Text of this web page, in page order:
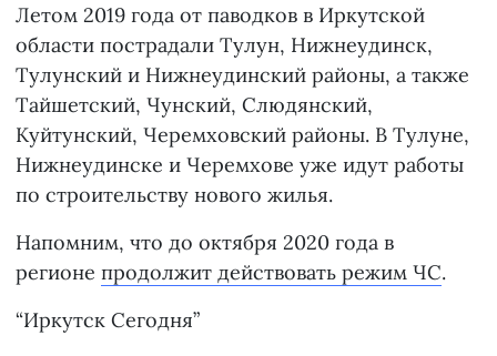
Летом 2019 года от паводков в Иркутской
области пострадали Тулун, Нижнеудинск,
Тулунский и Нижнеудинский районы, а также
Тайшетский, Чунский, Слюдянский,
Куйтунский, Черемховский районы. В Тулуне,
Нижнеудинске и Черемхове уже идут работы
по строительству нового жилья.
Напомним, что до октября 2020 года в
регионе продолжит действовать режим ЧС.
“Иркутск Сегодня”